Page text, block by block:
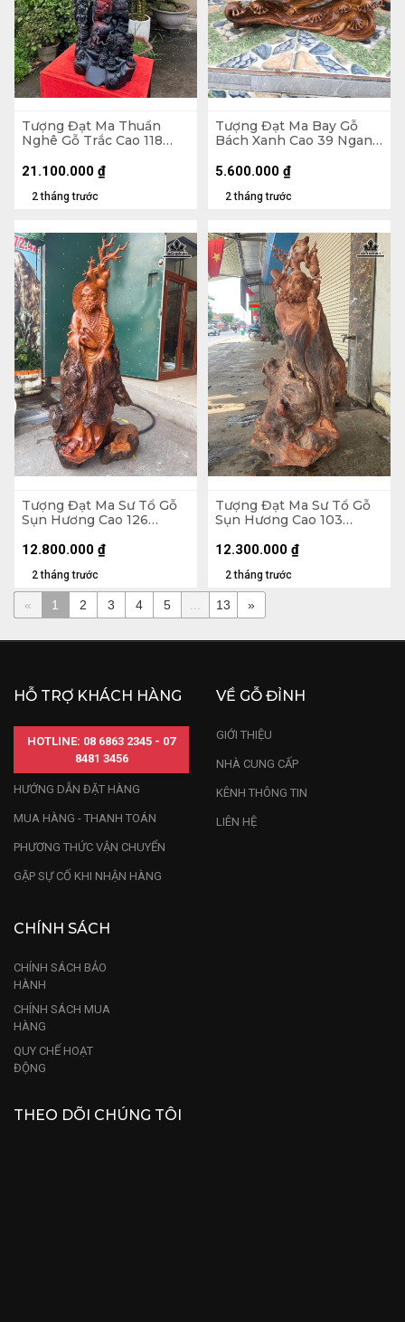
Tượng Đạt Ma Thuần
Nghê Gỗ Trắc Cao 118
2 tháng trước
21.100.000 ₫
Tượng Đạt Ma Bay Gỗ
Bách Xanh Cao 39 Ngang
2 tháng trước
5.600.000 ₫
Tượng Đạt Ma Sư Tổ Gỗ
Sụn Hương Cao 126
2 tháng trước
12.800.000 ₫
Tượng Đạt Ma Sư Tổ Gỗ
Sụn Hương Cao 103
2 tháng trước
12.300.000 ₫
« 1 2 3 4 5 13 »
HỖ TRỢ KHÁCH HÀNG
HOTLINE: 08 6863 2345 - 07
8481 3456
HƯỚNG DẪN ĐẶT HÀNG
MUA HÀNG - THANH TOÁN
PHƯƠNG THỨC VẬN CHUYỂN
GẶP SỰ CỐ KHI NHẬN HÀNG
VỀ GỖ ĐỈNH
GIỚI THIỆU
NHÀ CUNG CẤP
KÊNH THÔNG TIN
LIÊN HỆ
CHÍNH SÁCH
CHÍNH SÁCH BẢO
HÀNH
CHÍNH SÁCH MUA
HÀNG
QUY CHẾ HOẠT
ĐỘNG
THEO DÕI CHÚNG TÔI